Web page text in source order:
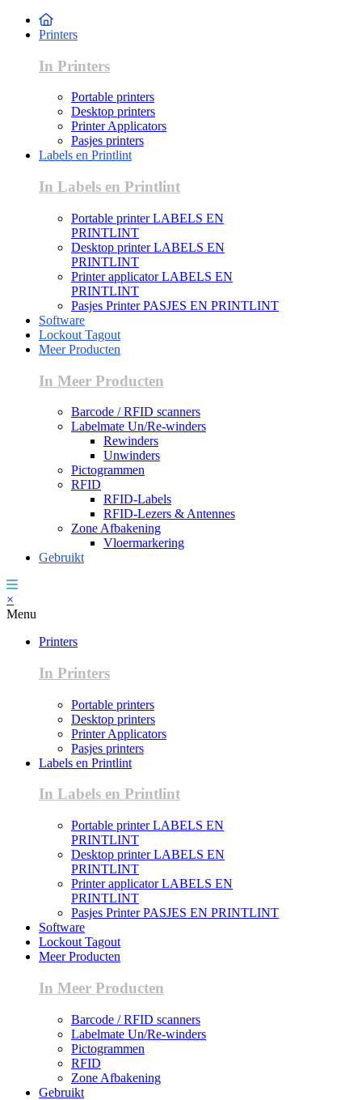
Printers
In Printers
Portable printers
Desktop printers
Printer Applicators
Pasjes printers
Labels en Printlint
In Labels en Printlint
Portable printer LABELS EN
PRINTLINT
Desktop printer LABELS EN
PRINTLINT
Printer applicator LABELS EN
PRINTLINT
Pasjes Printer PASJES EN PRINTLINT
Software
Lockout Tagout
Meer Producten
In Meer Producten
Barcode / RFID scanners
Labelmate Un/Re-winders
Rewinders
Unwinders
Pictogrammen
RFID
RFID-Labels
RFID-Lezers & Antennes
Zone Afbakening
Vloermarkering
Gebruikt
×
Menu
Printers
In Printers
Portable printers
Desktop printers
Printer Applicators
Pasjes printers
Labels en Printlint
In Labels en Printlint
Portable printer LABELS EN
PRINTLINT
Desktop printer LABELS EN
PRINTLINT
Printer applicator LABELS EN
PRINTLINT
Pasjes Printer PASJES EN PRINTLINT
Software
Lockout Tagout
Meer Producten
In Meer Producten
Barcode / RFID scanners
Labelmate Un/Re-winders
Pictogrammen
RFID
Zone Afbakening
Gebruikt